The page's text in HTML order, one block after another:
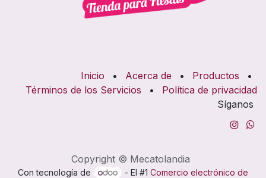
Inicio • Acerca de • Productos
•
Términos de los Servicios
•
Política de privacidad
Síganos
Copyright © Mecatolandia
Con tecnología de - El #1 Comercio electrónico de